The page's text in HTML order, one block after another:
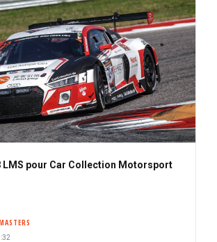
LMS pour Car Collection Motorsport